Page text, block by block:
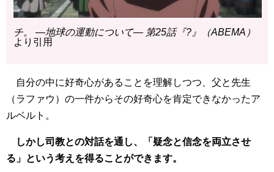
チ。 ―地球の運動について― 第25話『?』（ABEMA）
より引用
自分の中に好奇心があることを理解しつつ、父と先生
（ラファウ）の一件からその好奇心を肯定できなかったア
ルベルト。
しかし司教との対話を通し、「疑念と信念を両立させ
る」という考えを得ることができます。